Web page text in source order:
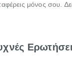
μόνος σου.